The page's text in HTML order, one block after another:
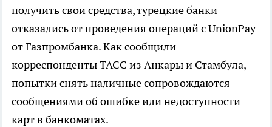
получить свои средства, турецкие банки
отказались от проведения операций с UnionPay
от Газпромбанка. Как сообщили
корреспонденты ТАСС из Анкары и Стамбула,
попытки снять наличные сопровождаются
сообщениями об ошибке или недоступности
карт в банкоматах.